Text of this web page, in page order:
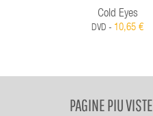
Cold Eyes
DVD - 10,65 €
PAGINE PIU VISTE